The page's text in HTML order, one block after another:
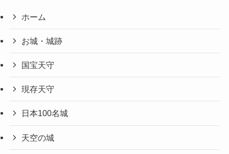
ホーム
お城・城跡
国宝天守
現存天守
日本100名城
天空の城